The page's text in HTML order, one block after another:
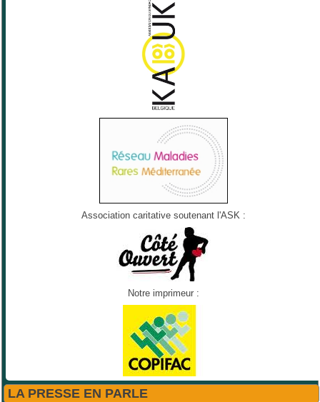
Association caritative soutenant l'ASK :
Notre imprimeur :
LA PRESSE EN PARLE